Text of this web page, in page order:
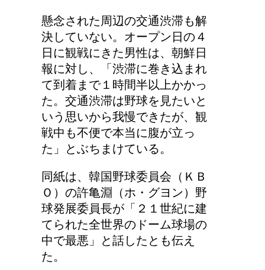
リンパに転移した場合、
余命って極端に短くなる
の？
副交感神経が優位だと、
気管支はどうなるの？
兄弟姉妹をうまく使い分
ける！意味と漢字の捉え
方まとめ
懸念された周辺の交通渋滞も解
決していない。オープン日の４
日に観戦にきた男性は、朝鮮日
報に対し、「渋滞に巻き込まれ
て到着まで１時間半以上かかっ
た。交通渋滞は野球を見たいと
いう思いから我慢できたが、観
戦中も不便で本当に腹が立っ
た」とぶちまけている。
同紙は、韓国野球委員会（ＫＢ
Ｏ）の許亀淵（ホ・グヨン）野
球発展委員長が「２１世紀に建
てられた全世界のドーム球場の
中で最悪」と話したとも伝え
た。